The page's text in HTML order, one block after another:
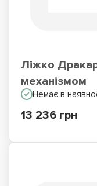
Ліжко
механізмом
Немає в
13 236 грн